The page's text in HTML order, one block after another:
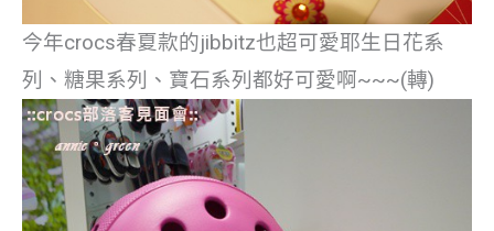
今年crocs春夏款的jibbitz也超可愛耶生日花系
列、糖果系列、寶石系列都好可愛啊~~~(轉)